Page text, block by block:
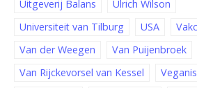
Uitgeverij Balans
Ulrich Wilson
Universiteit van Tilburg
USA
Van der Weegen
Van Puijenbroek
Van Rijckevorsel van Kessel